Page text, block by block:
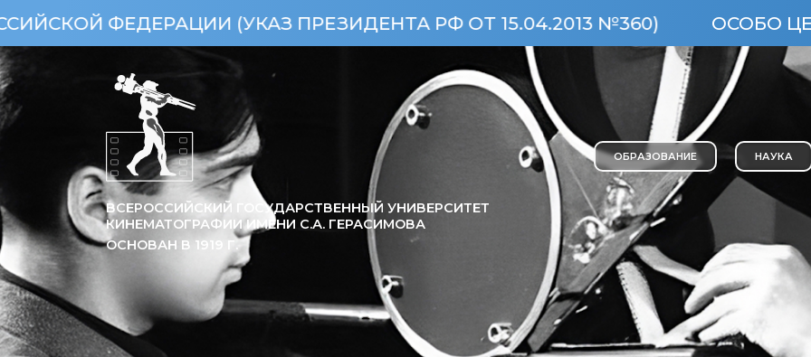
(УКАЗ ПРЕЗИДЕНТА РФ ОТ 15.04.2013 №360) ОСОБО ЦЕННЫЙ
ВСЕРОССИЙСКИЙ ГОСУДАРСТВЕННЫЙ УНИВЕРСИТЕТ
КИНЕМАТОГРАФИИ ИМЕНИ С.А. ГЕРАСИМОВА
ОСНОВАН В 1919 Г.
ОБРАЗОВАНИЕ НАУКА